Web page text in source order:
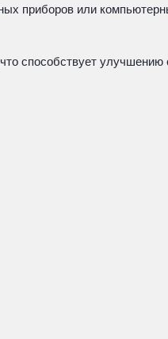
приборов или
способствует улучшению